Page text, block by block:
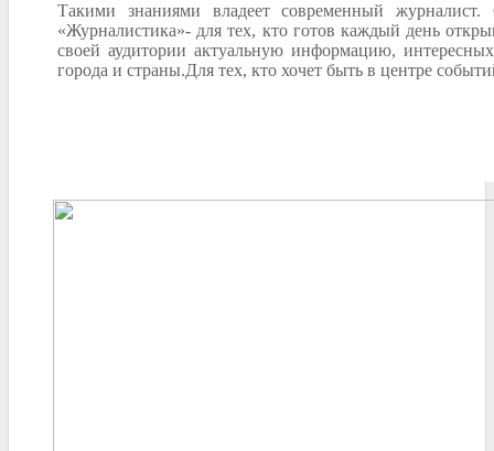
Такими знаниями владеет современный журналист.
«Журналистика»- для тех, кто готов каждый день
своей аудитории актуальную информацию,
города и страны.Для тех, кто хочет быть в центре